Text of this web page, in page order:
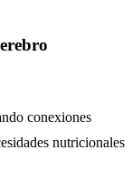
conexiones
nutricionales